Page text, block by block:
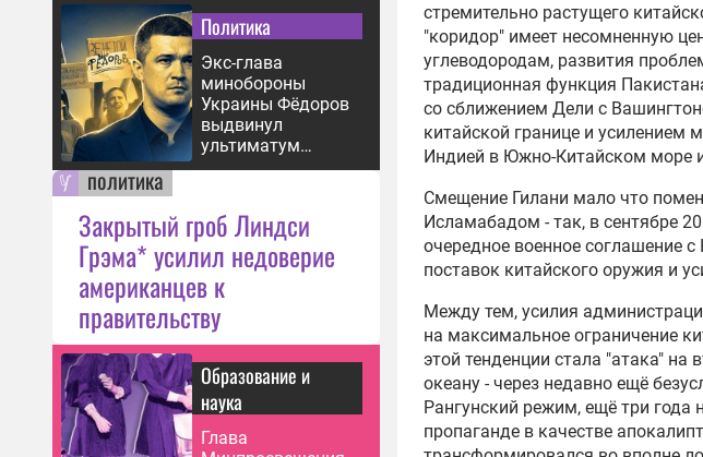
Политика
Экс-глава
минобороны
Украины Фёдоров
выдвинул
ультиматум
Зеленскому
политика
Закрытый гроб Линдси
Грэма* усилил недоверие
американцев к
правительству
Образование и
наука
Глава
стремительно растущего
"коридор" имеет несомненную
углеводородам, развития
традиционная функция
со сближением Дели с
китайской границе и усилением
Индией в Южно-Китайском море
Смещение Гилани мало что
Исламабадом - так, в сентябре
очередное военное соглашение
поставок китайского оружия и
Между тем, усилия
на максимальное ограничение
этой тенденции стала "атака"
океану - через недавно ещё
Рангунский режим, ещё три
пропаганде в качестве